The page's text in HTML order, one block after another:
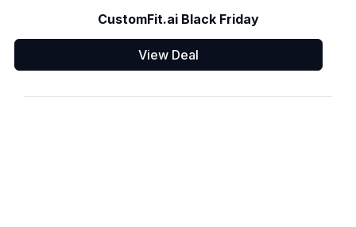
CustomFit.ai Black Friday
View Deal